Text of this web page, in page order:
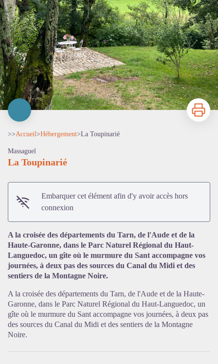
Voir l'image en plein écran
Imprimer
>>Accueil>Hébergement>La Toupinarié
Massaguel
La Toupinarié
Embarquer cet élément afin d'y avoir accès hors
connexion
A la croisée des départements du Tarn, de l'Aude et de la
Haute-Garonne, dans le Parc Naturel Régional du Haut-
Languedoc, un gîte où le murmure du Sant accompagne vos
journées, à deux pas des sources du Canal du Midi et des
sentiers de la Montagne Noire.
A la croisée des départements du Tarn, de l'Aude et de la Haute-
Garonne, dans le Parc Naturel Régional du Haut-Languedoc, un
gîte où le murmure du Sant accompagne vos journées, à deux pas
des sources du Canal du Midi et des sentiers de la Montagne
Noire.